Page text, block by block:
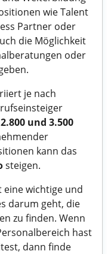
wie Talent
Partner oder
die Möglichkeit
oder
je nach
2.800 und 3.500
kann das
steigen.
eine wichtige und
darum geht, die
zu finden. Wenn
hast
dann finde